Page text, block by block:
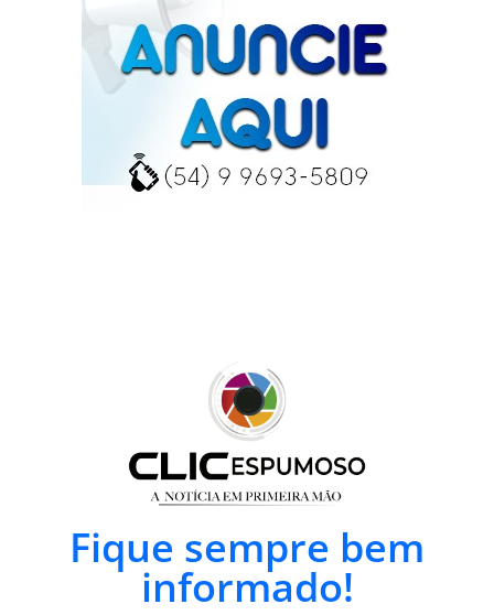
Fique sempre bem
informado!